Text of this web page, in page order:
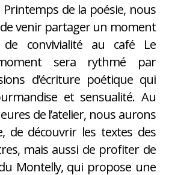
Printemps de la poésie, nous
venir partager un moment
convivialité au café Le
sera rythmé par
d’écriture poétique qui
et sensualité. Au
de l’atelier, nous aurons
de découvrir les textes des
mais aussi de profiter de
Montelly, qui propose une